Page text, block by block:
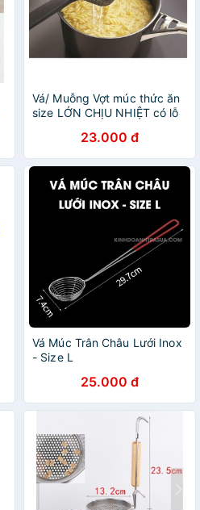
Vá/ Muỗng Vợt múc thức ăn
size LỚN CHỊU NHIỆT có lỗ
23.000 đ
Vá Múc Trân Châu Lưới Inox
- Size L
25.000 đ